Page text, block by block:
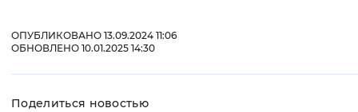
ОПУБЛИКОВАНО 13.09.2024 11:06
ОБНОВЛЕНО 10.01.2025 14:30
Поделиться новостью